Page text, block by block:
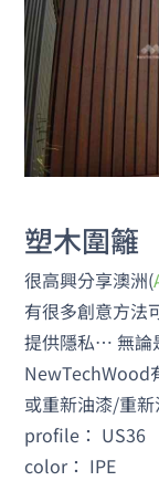
塑木圍籬
很高興分享澳洲(
有很多創意方法
提供隱私… 無論
NewTechWood
或重新油漆/重新
profile： US36
color： IPE